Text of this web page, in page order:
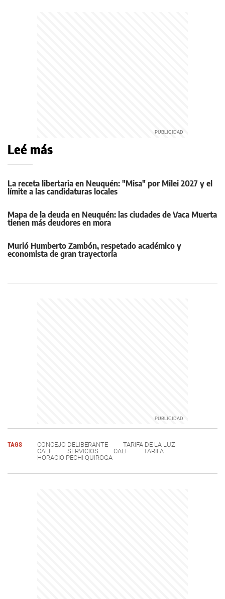
Leé más
La receta libertaria en Neuquén: "Misa" por Milei 2027 y el
límite a las candidaturas locales
Mapa de la deuda en Neuquén: las ciudades de Vaca Muerta
tienen más deudores en mora
Murió Humberto Zambón, respetado académico y
economista de gran trayectoria
TAGS CONCEJO DELIBERANTE
TARIFA DE LA LUZ
CALF
SERVICIOS CALF
TARIFA
HORACIO PECHI QUIROGA